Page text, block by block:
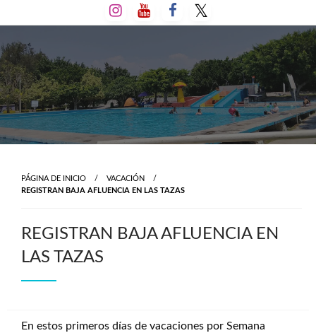
al
contenido
PÁGINA DE INICIO
VACACIÓN
REGISTRAN BAJA AFLUENCIA EN LAS TAZAS
REGISTRAN BAJA AFLUENCIA EN
LAS TAZAS
En estos primeros días de vacaciones por Semana